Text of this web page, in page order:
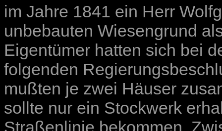
im Jahre 1841 ein Herr
unbebauten Wiesengrund
Eigentümer hatten sich bei
folgenden
mußten je zwei Häuser
sollte nur ein Stockwerk